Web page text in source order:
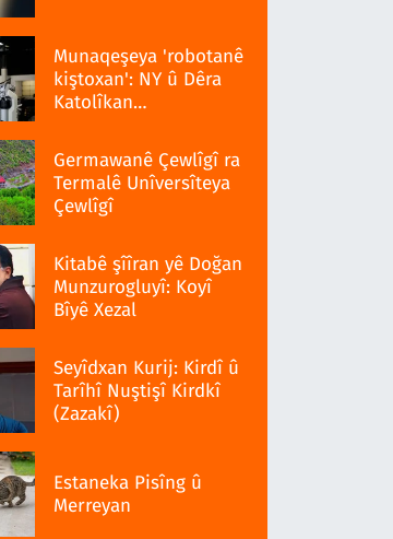
Munaqeşeya 'robotanê
kiştoxan': NY û Dêra
Katolîkan
Germawanê Çewlîgî ra
Termalê Unîversîteya
Çewlîgî
Kitabê şîîran yê Doğan
Munzurogluyî: Koyî
Bîyê Xezal
Seyîdxan Kurij: Kirdî û
Tarîhî Nuştişî Kirdkî
(Zazakî)
Estaneka Pisîng û
Merreyan